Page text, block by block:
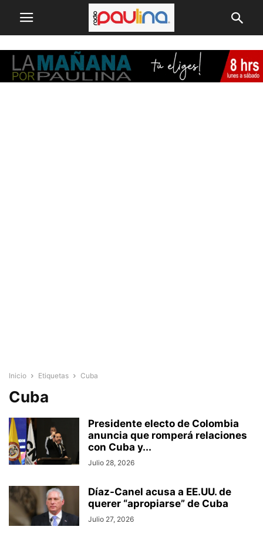
Inicio Etiquetas Cuba
Cuba
Presidente electo de Colombia
anuncia que romperá relaciones
con Cuba y...
Julio 28, 2026
Díaz-Canel acusa a EE.UU. de
querer “apropiarse” de Cuba
Julio 27, 2026